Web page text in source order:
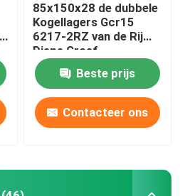
85x150x28 de dubbele
Kogellagers Gcr15
6217-2RZ van de Rij
Diepe Groef
Beste prijs
Contacteer ons